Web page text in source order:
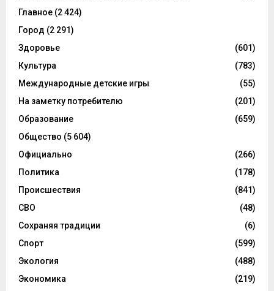
Главное (2 424)
Город (2 291)
Здоровье
(601)
Культура
(783)
Международные детские игры
(55)
На заметку потребителю
(201)
Образование
(659)
Общество (5 604)
Официально
(266)
Политика
(178)
Происшествия
(841)
СВО
(48)
Сохраняя традиции
(6)
Спорт
(599)
Экология
(488)
Экономика
(219)